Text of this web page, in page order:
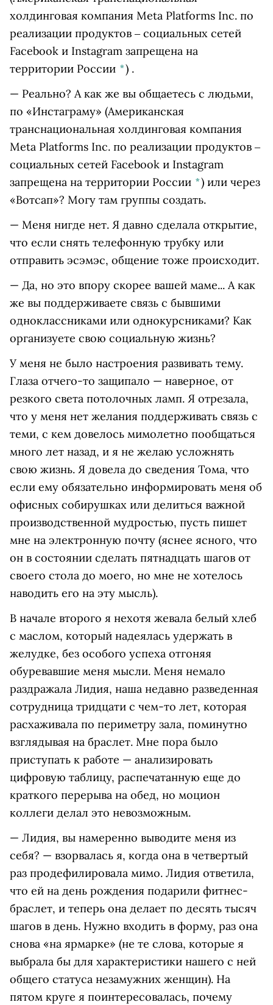
холдинговая компания Meta Platforms Inc. по
реализации продуктов ‒ социальных сетей
Facebook и Instagram запрещена на
территории России *) .
— Реально? А как же вы общаетесь с людьми,
по «Инстаграму» (Американская
транснациональная холдинговая компания
Meta Platforms Inc. по реализации продуктов ‒
социальных сетей Facebook и Instagram
запрещена на территории России *) или через
«Вотсап»? Могу там группы создать.
— Меня нигде нет. Я давно сделала открытие,
что если снять телефонную трубку или
отправить эсэмэс, общение тоже происходит.
— Да, но это впору скорее вашей маме... А как
же вы поддерживаете связь с бывшими
одноклассниками или однокурсниками? Как
организуете свою социальную жизнь?
У меня не было настроения развивать тему.
Глаза отчего-то защипало — наверное, от
резкого света потолочных ламп. Я отрезала,
что у меня нет желания поддерживать связь с
теми, с кем довелось мимолетно пообщаться
много лет назад, и я не желаю усложнять
свою жизнь. Я довела до сведения Тома, что
если ему обязательно информировать меня об
офисных собирушках или делиться важной
производственной мудростью, пусть пишет
мне на электронную почту (яснее ясного, что
он в состоянии сделать пятнадцать шагов от
своего стола до моего, но мне не хотелось
наводить его на эту мысль).
В начале второго я нехотя жевала белый хлеб
с маслом, который надеялась удержать в
желудке, без особого успеха отгоняя
обуревавшие меня мысли. Меня немало
раздражала Лидия, наша недавно разведенная
сотрудница тридцати с чем-то лет, которая
расхаживала по периметру зала, поминутно
взглядывая на браслет. Мне пора было
приступать к работе — анализировать
цифровую таблицу, распечатанную еще до
краткого перерыва на обед, но моцион
коллеги делал это невозможным.
— Лидия, вы намеренно выводите меня из
себя? — взорвалась я, когда она в четвертый
раз продефилировала мимо. Лидия ответила,
что ей на день рождения подарили фитнес-
браслет, и теперь она делает по десять тысяч
шагов в день. Нужно входить в форму, раз она
снова «на ярмарке» (не те слова, которые я
выбрала бы для характеристики нашего с ней
общего статуса незамужних женщин). На
пятом круге я поинтересовалась, почему